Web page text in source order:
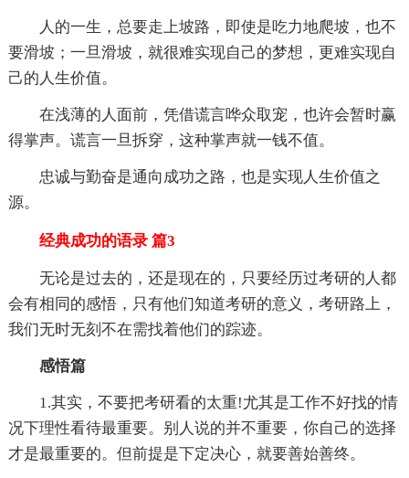
人的一生，总要走上坡路，即使是吃力地爬坡，也不
要滑坡；一旦滑坡，就很难实现自己的梦想，更难实现自
己的人生价值。
在浅薄的人面前，凭借谎言哗众取宠，也许会暂时赢
得掌声。谎言一旦拆穿，这种掌声就一钱不值。
忠诚与勤奋是通向成功之路，也是实现人生价值之
源。
经典成功的语录 篇3
无论是过去的，还是现在的，只要经历过考研的人都
会有相同的感悟，只有他们知道考研的意义，考研路上，
我们无时无刻不在需找着他们的踪迹。
感悟篇
1.其实，不要把考研看的太重!尤其是工作不好找的情
况下理性看待最重要。别人说的并不重要，你自己的选择
才是最重要的。但前提是下定决心，就要善始善终。